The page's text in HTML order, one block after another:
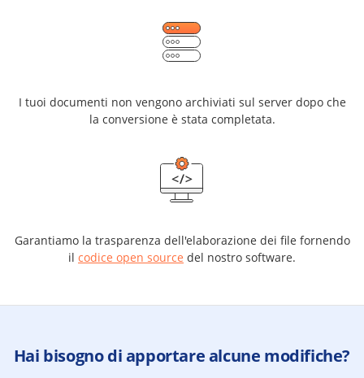
I tuoi documenti non vengono archiviati sul server dopo che
la conversione è stata completata.
Garantiamo la trasparenza dell'elaborazione dei file fornendo
il codice open source del nostro software.
Hai bisogno di apportare alcune modifiche?